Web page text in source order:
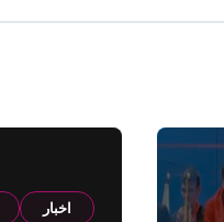
اخبار